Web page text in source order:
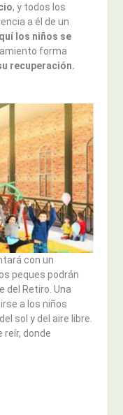
, y todos los
a él de un
los niños se
forma
recuperación.
con un
peques podrán
del Retiro. Una
a los niños
sol y del aire libre.
reír, donde